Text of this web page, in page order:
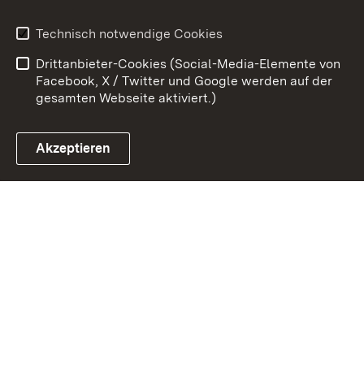
Link zum Landesportal
Barrierefreiheit
Impressum Cookies
Technisch notwendige Cookies
Drittanbieter-Cookies (Social-Media-Elemente von
Facebook, X / Twitter und Google werden auf der
gesamten Webseite aktiviert.)
Akzeptieren